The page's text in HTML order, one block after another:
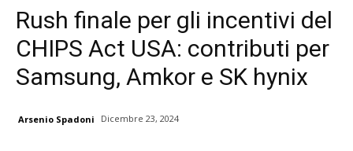
Rush finale per gli incentivi del
CHIPS Act USA: contributi per
Samsung, Amkor e SK hynix
Arsenio Spadoni Dicembre 23, 2024